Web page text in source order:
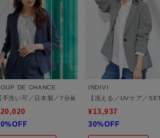
能】半袖シアージャケット
DE CHANCE
手洗い可／日本製／7分袖／UVケア】リネンライク
INDIVI
【洗える／UVケア／
¥13,937
30%OFF